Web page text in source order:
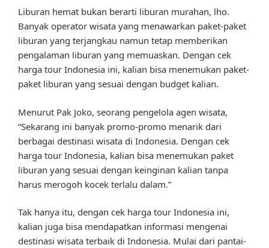
Liburan hemat bukan berarti liburan murahan, lho.
Banyak operator wisata yang menawarkan paket-paket
liburan yang terjangkau namun tetap memberikan
pengalaman liburan yang memuaskan. Dengan cek
harga tour Indonesia ini, kalian bisa menemukan paket-
paket liburan yang sesuai dengan budget kalian.
Menurut Pak Joko, seorang pengelola agen wisata,
“Sekarang ini banyak promo-promo menarik dari
berbagai destinasi wisata di Indonesia. Dengan cek
harga tour Indonesia, kalian bisa menemukan paket
liburan yang sesuai dengan keinginan kalian tanpa
harus merogoh kocek terlalu dalam.”
Tak hanya itu, dengan cek harga tour Indonesia ini,
kalian juga bisa mendapatkan informasi mengenai
destinasi wisata terbaik di Indonesia. Mulai dari pantai-